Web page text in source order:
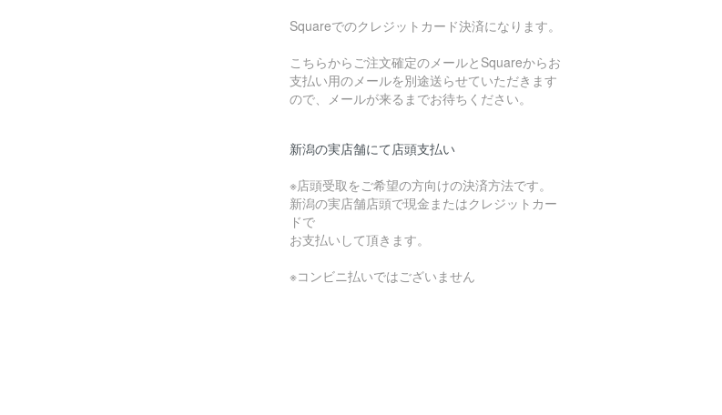
Squareでのクレジットカード決済になります。
こちらからご注文確定のメールとSquareからお
支払い用のメールを別途送らせていただきます
ので、メールが来るまでお待ちください。
新潟の実店舗にて店頭支払い
※店頭受取をご希望の方向けの決済方法です。
新潟の実店舗店頭で現金またはクレジットカー
ドで
お支払いして頂きます。
※コンビニ払いではございません